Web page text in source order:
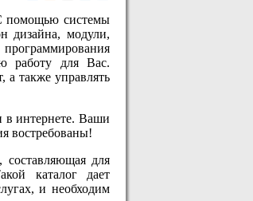
помощью системы
дизайна, модули,
работу для Вас.
а также управлять
в интернете. Ваши
востребованы!
составляющая для
каталог дает
и необходим